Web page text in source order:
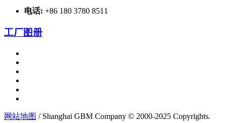
电话: +86 180 3780 8511
工厂图册
网站地图 / Shanghai GBM Company © 2000-2025 Copyrights.